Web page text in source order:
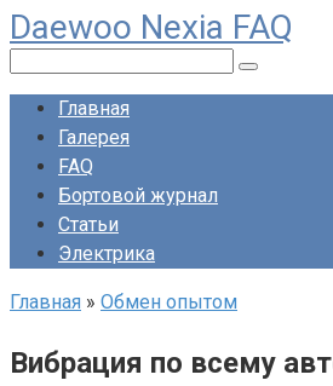
Перейти
к
контенту
Daewoo Nexia FAQ
Главная
Галерея
FAQ
Бортовой журнал
Статьи
Электрика
Главная » Обмен опытом
Вибрация по всему